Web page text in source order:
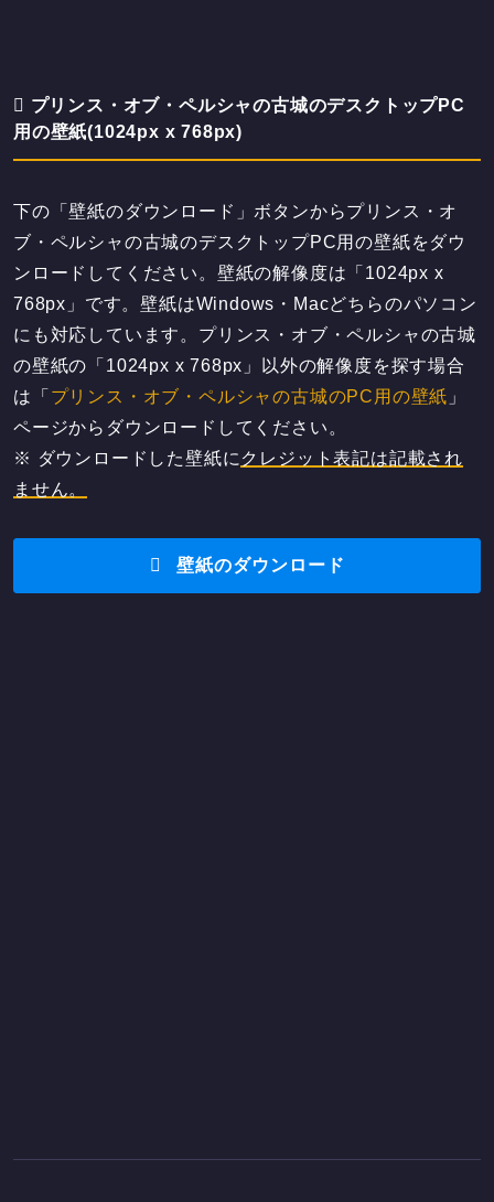
プリンス・オブ・ペルシャの古城のデスクトップPC
用の壁紙(1024px x 768px)
下の「壁紙のダウンロード」ボタンからプリンス・オ
ブ・ペルシャの古城のデスクトップPC用の壁紙をダウ
ンロードしてください。壁紙の解像度は「1024px x
768px」です。壁紙はWindows・Macどちらのパソコン
にも対応しています。プリンス・オブ・ペルシャの古城
の壁紙の「1024px x 768px」以外の解像度を探す場合
は「 プリンス・オブ・ペルシャの古城のPC用の壁紙 」
ページからダウンロードしてください。
※ ダウンロードした壁紙に クレジット表記は記載され
ません。
壁紙のダウンロード